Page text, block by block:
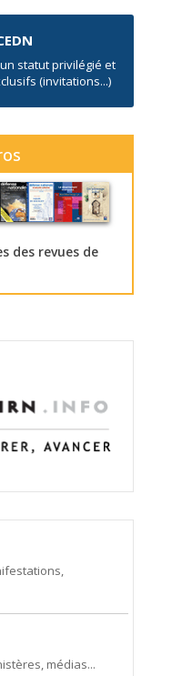
statut privilégié et
(invitations...)
des revues de
médias...